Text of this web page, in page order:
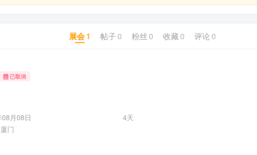
展会1 帖子 0 粉丝 0 收藏 0 评论 0
已取消
月08日
4天
门